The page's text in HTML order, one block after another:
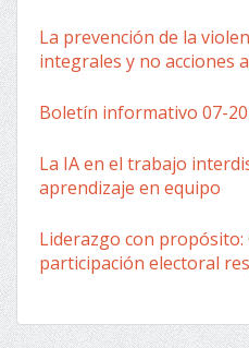
La prevención de la
integrales y no acciones
Boletín informativo 07-
La IA en el trabajo
aprendizaje en equipo
Liderazgo con propósito:
participación electoral